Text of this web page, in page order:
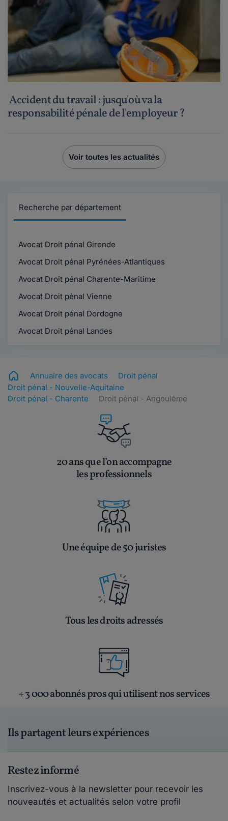
Accident du travail : jusqu'où va la
responsabilité pénale de l'employeur ?
Voir toutes les actualités
Recherche par département
Avocat Droit pénal Gironde
Avocat Droit pénal Pyrénées-Atlantiques
Avocat Droit pénal Charente-Maritime
Avocat Droit pénal Vienne
Avocat Droit pénal Dordogne
Avocat Droit pénal Landes
Annuaire des avocats
Droit pénal
Droit pénal - Nouvelle-Aquitaine
Droit pénal - Charente
Droit pénal - Angoulême
20 ans que l’on accompagne
les professionnels
Une équipe de 50 juristes
Tous les droits adressés
+ 3 000 abonnés pros qui utilisent nos services
Ils partagent leurs expériences
Restez informé
Inscrivez-vous à la newsletter pour recevoir les
nouveautés et actualités selon votre profil